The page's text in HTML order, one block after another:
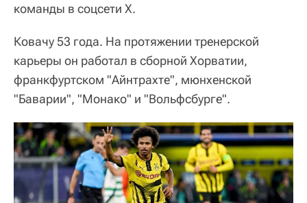
команды в соцсети Х.
Ковачу 53 года. На протяжении тренерской
карьеры он работал в сборной Хорватии,
франкфуртском "Айнтрахте", мюнхенской
"Баварии", "Монако" и "Вольфсбурге".